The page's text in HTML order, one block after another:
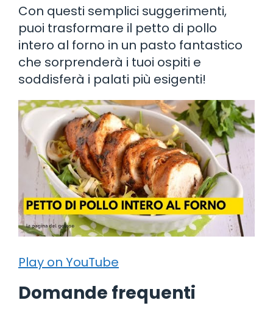
Con questi semplici suggerimenti,
puoi trasformare il petto di pollo
intero al forno in un pasto fantastico
che sorprenderà i tuoi ospiti e
soddisferà i palati più esigenti!
Play on YouTube
Domande frequenti